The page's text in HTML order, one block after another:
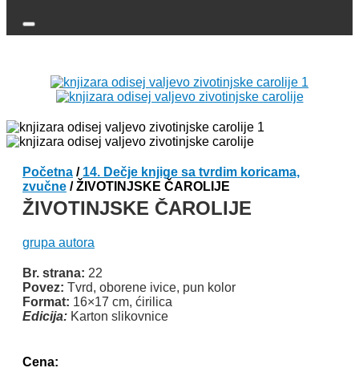
Početna / 14. Dečje knjige sa tvrdim koricama,
zvučne / ŽIVOTINJSKE ČAROLIJE
ŽIVOTINJSKE ČAROLIJE
grupa autora
Br. strana: 22
Povez: Tvrd, oborene ivice, pun kolor
Format: 16×17 cm, ćirilica
Edicija: Karton slikovnice
Cena: